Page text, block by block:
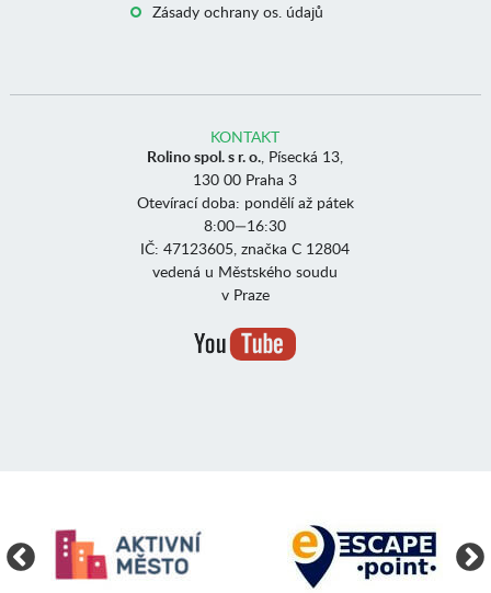
Zásady ochrany os. údajů
KONTAKT
Rolino spol. s r. o., Písecká 13,
130 00 Praha 3
Otevírací doba: pondělí až pátek
8:00—16:30
IČ: 47123605, značka C 12804
vedená u Městského soudu
v Praze